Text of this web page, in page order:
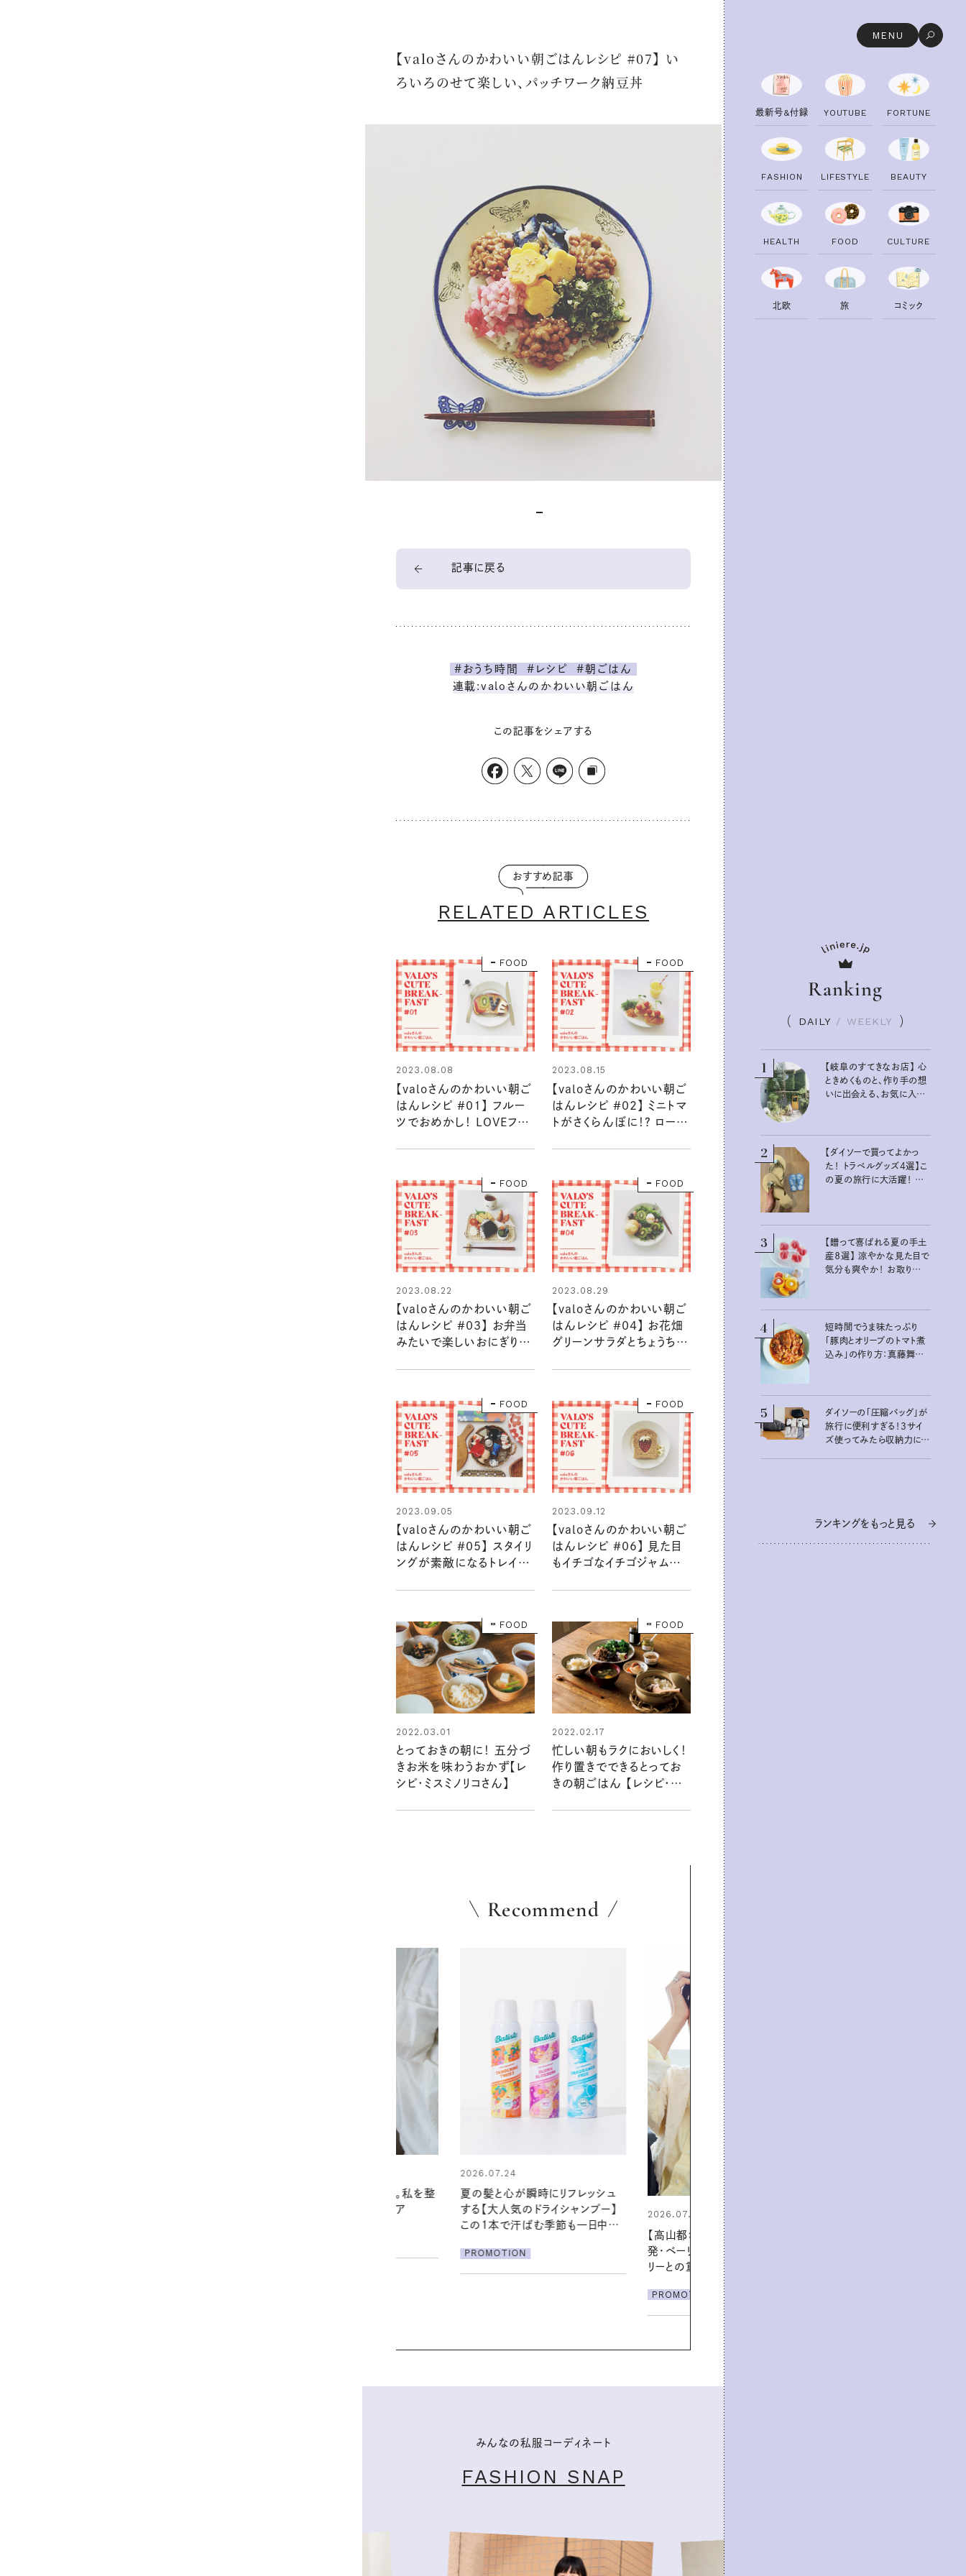
MENU
【valoさんのかわいい朝ごはんレシピ #07】 い
ろいろのせて楽しい、パッチワーク納豆丼
記事に戻る
#おうち時間 #レシピ
#朝ごはん
連載:valoさんのかわいい朝ごはん
この記事をシェアする
おすすめ記事
RELATED ARTICLES
FOOD
2023.08.08
【valoさんのかわいい朝ご
はんレシピ #01】 フルー
ツでおめかし！ LOVEフレ
FOOD
2023.08.15
【valoさんのかわいい朝ご
はんレシピ #02】 ミニトマ
トがさくらんぼに！？ ロール
FOOD
2023.08.22
【valoさんのかわいい朝ご
はんレシピ #03】 お弁当
みたいで楽しいおにぎりプ
FOOD
2023.08.29
【valoさんのかわいい朝ご
はんレシピ #04】 お花畑
グリーンサラダとちょうちょ
FOOD
2023.09.05
【valoさんのかわいい朝ご
はんレシピ #05】 スタイリ
ングが素敵になるトレイと
FOOD
2023.09.12
【valoさんのかわいい朝ご
はんレシピ #06】 見た目
もイチゴなイチゴジャムサ
FOOD
2022.03.01
とっておきの朝に！ 五分づ
きお米を味わうおかず【レ
シピ・ミスミノリコさん】
FOOD
2022.02.17
忙しい朝もラクにおいしく！
作り置きでできるとってお
きの朝ごはん 【レシピ・藤
Recommend
夏の髪と心が瞬時にリフレッシュ
する【大人気のドライシャンプー】
2026.07.21
発・ベーリングの腕時計】 アクセサ
2026.06.01
真夏に向けて、ハーブが香るひん
やりジェルと出合う。暑い季節に心
地よくうるおう、軽やかなボディケ
ア
PROMOTION
みんなの私服コーディネート
FASHION SNAP
最新号&付録 YO UTU B E FO RTU N E
FAS H I O N LI FESTYLE B EAUTY
H EALTH FO O D CU LTU RE
北欧 旅 コ ミ ック
Ranking
DAILY / WEEKLY
1
【岐阜のすてきなお店】 心
ときめくものと、作り手の想
いに出会える、お気に入り
2
【ダイソーで買ってよかっ
た！ トラベルグッズ4選】こ
の夏の旅行に大活躍！ か
3
【贈って喜ばれる夏の手土
産８選】 涼やかな見た目で
気分も爽やか！ お取り寄
4
短時間でうま味たっぷり
「豚肉とオリーブのトマト煮
込み」の作り方：真藤舞衣
5
ダイソーの「圧縮バッグ」が
旅行に便利すぎる！3サイ
ズ使ってみたら収納力に感
ランキングをもっと見る